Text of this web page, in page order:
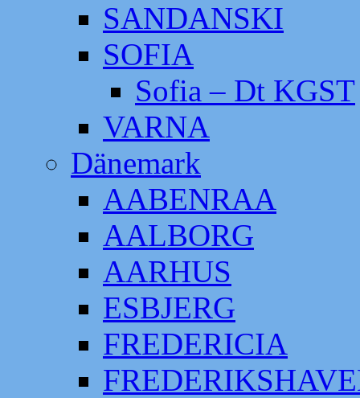
SANDANSKI
SOFIA
Sofia – Dt KGST
VARNA
Dänemark
AABENRAA
AALBORG
AARHUS
ESBJERG
FREDERICIA